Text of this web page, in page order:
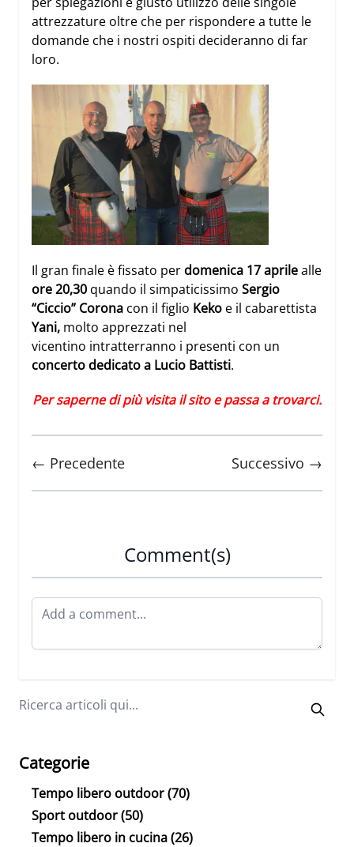
attrezzature oltre che per rispondere a tutte le
domande che i nostri ospiti decideranno di far
loro.
Il gran finale è fissato per domenica 17 aprilealle
ore 20,30 quando il simpaticissimo Sergio
“Ciccio” Corona con il figlio Keko e il cabarettista
Yani, molto apprezzati nel
vicentino intratterranno i presenti con un
concerto dedicato a Lucio Battisti.
Per saperne di più visita il sito e passa a trovarci.
← Precedente Successivo →
Comment(s)
Categorie
Tempo libero outdoor(70)
Sport outdoor(50)
Tempo libero in cucina(26)